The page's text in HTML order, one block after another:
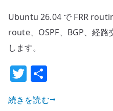
へ
の
FRR
routing
の
本
設
定
Ubuntu 26.04 で FRR
route、OSPF、BGP、経
します。
T
w
it
続きを読む